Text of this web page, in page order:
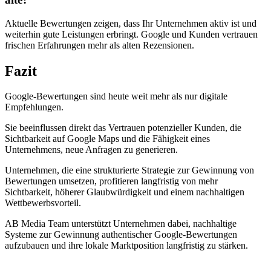
Aktuelle Bewertungen zeigen, dass Ihr Unternehmen aktiv ist und
weiterhin gute Leistungen erbringt. Google und Kunden vertrauen
frischen Erfahrungen mehr als alten Rezensionen.
Fazit
Google-Bewertungen sind heute weit mehr als nur digitale
Empfehlungen.
Sie beeinflussen direkt das Vertrauen potenzieller Kunden, die
Sichtbarkeit auf Google Maps und die Fähigkeit eines
Unternehmens, neue Anfragen zu generieren.
Unternehmen, die eine strukturierte Strategie zur Gewinnung von
Bewertungen umsetzen, profitieren langfristig von mehr
Sichtbarkeit, höherer Glaubwürdigkeit und einem nachhaltigen
Wettbewerbsvorteil.
AB Media Team unterstützt Unternehmen dabei, nachhaltige
Systeme zur Gewinnung authentischer Google-Bewertungen
aufzubauen und ihre lokale Marktposition langfristig zu stärken.